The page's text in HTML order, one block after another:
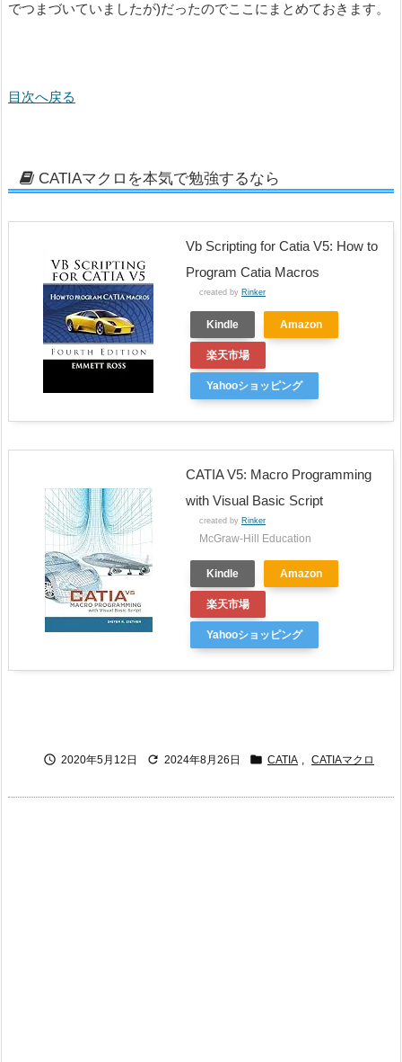
でつまづいていましたが)だったのでここにまとめておきます。
目次へ戻る
CATIAマクロを本気で勉強するなら
Vb Scripting for Catia V5: How to
Program Catia Macros
created by Rinker
Kindle Amazon
楽天市場
Yahooショッピング
CATIA V5: Macro Programming
with Visual Basic Script
created by Rinker
McGraw-Hill Education
Kindle Amazon
楽天市場
Yahooショッピング
 2020年5月12日  2024年8月26日  CATIA CATIAマクロ